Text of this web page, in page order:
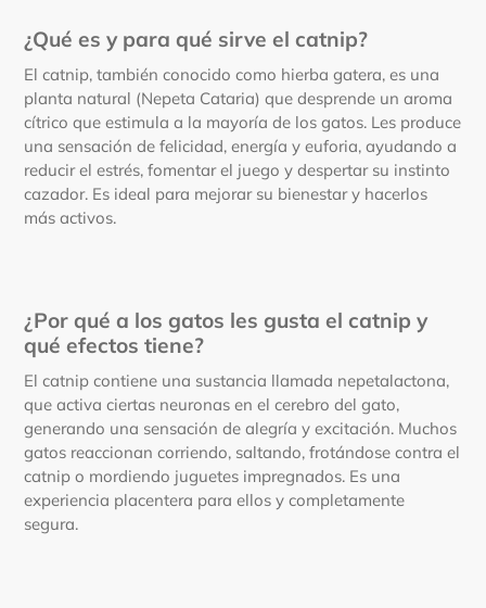
¿Qué es y para qué sirve el catnip?
El catnip, también conocido como hierba gatera, es una
planta natural (Nepeta Cataria) que desprende un aroma
cítrico que estimula a la mayoría de los gatos. Les produce
una sensación de felicidad, energía y euforia, ayudando a
reducir el estrés, fomentar el juego y despertar su instinto
cazador. Es ideal para mejorar su bienestar y hacerlos
más activos.
¿Por qué a los gatos les gusta el catnip y
qué efectos tiene?
El catnip contiene una sustancia llamada nepetalactona,
que activa ciertas neuronas en el cerebro del gato,
generando una sensación de alegría y excitación. Muchos
gatos reaccionan corriendo, saltando, frotándose contra el
catnip o mordiendo juguetes impregnados. Es una
experiencia placentera para ellos y completamente
segura.